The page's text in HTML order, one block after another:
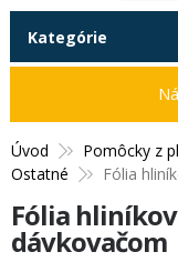
Úvod Pomôcky z
Ostatné
Fólia
Fólia
dávkovačom
Kategórie